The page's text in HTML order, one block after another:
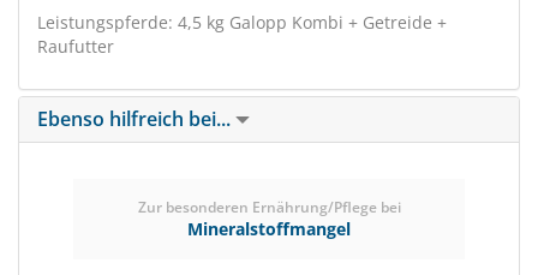
Leistungspferde: 4,5 kg Galopp Kombi + Getreide +
Raufutter
Ebenso hilfreich bei...
Zur besonderen Ernährung/Pflege bei
Mineralstoffmangel